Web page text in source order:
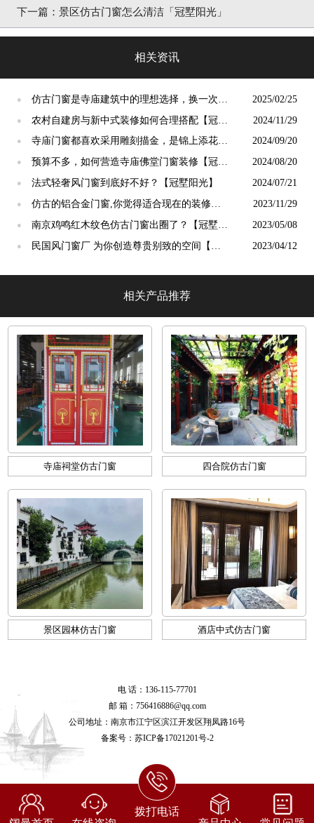
下一篇： 景区仿古门窗怎么清洁「冠墅阳光」
相关资讯
●
仿古门窗是寺庙建筑中的理想选择，换一次用
终生【冠墅阳光】
2025/02/25
●
农村自建房与新中式装修如何合理搭配【冠墅
阳光】
2024/11/29
●
寺庙门窗都喜欢采用雕刻描金，是锦上添花
吗？【冠墅阳光】
2024/09/20
●
预算不多，如何营造寺庙佛堂门窗装修【冠墅
阳光】
2024/08/20
● 法式轻奢风门窗到底好不好？【冠墅阳光】 2024/07/21
●
仿古的铝合金门窗,你觉得适合现在的装修吗?
【冠墅阳光】
2023/11/29
●
南京鸡鸣红木纹色仿古门窗出圈了？【冠墅阳
光】
2023/05/08
●
民国风门窗厂 为你创造尊贵别致的空间【冠
2023/04/12
相关产品推荐
寺庙祠堂仿古门窗 四合院仿古门窗
景区园林仿古门窗 酒店中式仿古门窗
电 话：136-115-77701
邮 箱：756416886@qq.com
公司地址：南京市江宁区滨江开发区翔凤路16号
备案号： 苏ICP备17021201号-2
拨打电话